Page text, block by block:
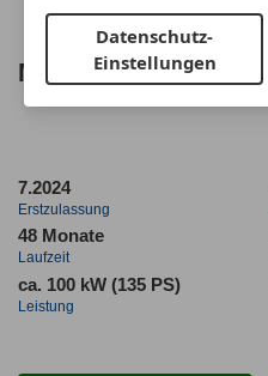
MINI Cooper Cabrio
7.2024
Erstzulassung
48 Monate
Laufzeit
ca. 100 kW (135 PS)
Leistung
Datenschutz-
Einstellungen